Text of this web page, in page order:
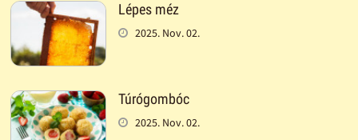
Lépes méz
2025. Nov. 02.
Túrógombóc
2025. Nov. 02.